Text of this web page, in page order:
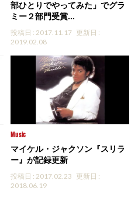
部ひとりでやってみた」でグラ
ミー２部門受賞...
投稿日 : 2017.11.17 更新日 :
2019.02.08
Music
マイケル・ジャクソン『スリラ
ー』が記録更新
投稿日 : 2017.02.23 更新日 :
2018.06.19